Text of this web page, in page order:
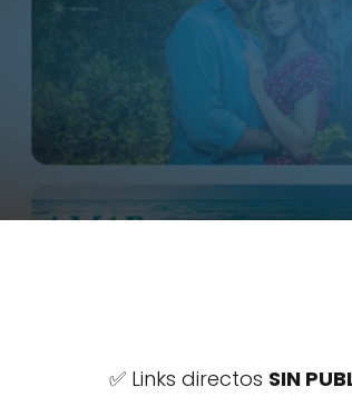
✅ Links directos SIN